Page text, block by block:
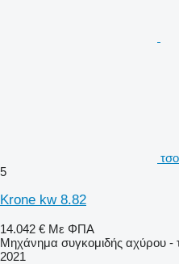
5
Krone kw 8.82
14.042 € Με ΦΠΑ
Μηχάνημα συγκομιδής αχύρου -
2021